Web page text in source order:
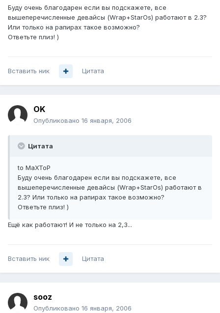
Буду очень благодарен если вы подскажете, все
вышеперечисленные девайсы (Wrap+StarOs) работают в 2.3?
Или только на рапирах такое возможно?
Ответьте плиз! )
Вставить ник Цитата
OK
Опубликовано 16 января, 2006
Цитата
to MaXToP
Буду очень благодарен если вы подскажете, все
вышеперечисленные девайсы (Wrap+StarOs) работают в
2.3? Или только на рапирах такое возможно?
Ответьте плиз! )
Ещё как работают! И не только на 2,3...
Вставить ник Цитата
sooz
Опубликовано 16 января, 2006